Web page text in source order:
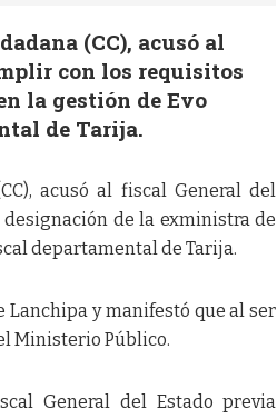
(CC), acusó al
con los requisitos
la gestión de Evo
de Tarija.
acusó al fiscal General del
de la exministra de
departamental de Tarija.
Lanchipa y manifestó que al ser
Ministerio Público.
General del Estado previa